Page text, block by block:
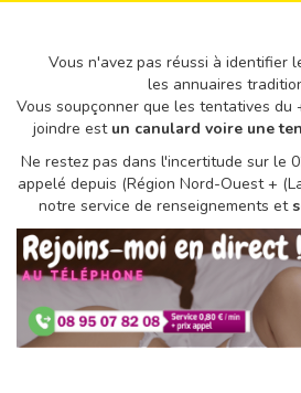
Vous n'avez pas réussi à identifier
les annuaires
Vous soupçonner que les tentatives du
joindre est un canulard voire une
Ne restez pas dans l'incertitude sur le
appelé depuis (Région Nord-Ouest +
notre service de renseignements et